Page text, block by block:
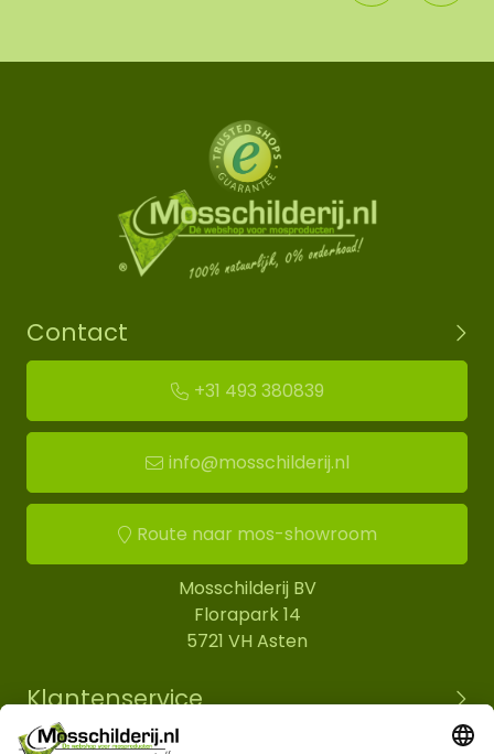
Contact
+31 493 380839
info@mosschilderij.nl
Route naar mos-showroom
Mosschilderij BV
Florapark 14
5721 VH Asten
Klantenservice